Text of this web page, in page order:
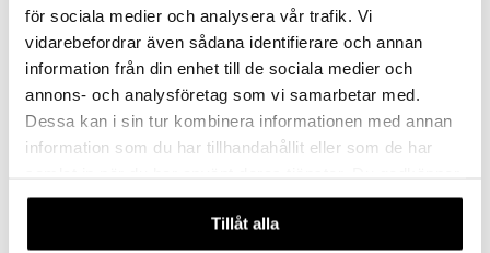
för sociala medier och analysera vår trafik. Vi
vidarebefordrar även sådana identifierare och annan
information från din enhet till de sociala medier och
annons- och analysföretag som vi samarbetar med.
Dessa kan i sin tur kombinera informationen med annan
information som du har tillhandahållit eller som de har
våra cookies vid fortsatt användande av vår webbplats.
Tillåt alla